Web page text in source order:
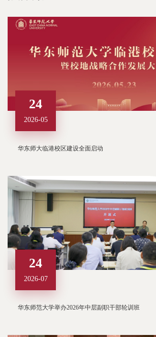
24
2026-05
华东师大临港校区建设全面启动
24
2026-07
华东师范大学举办2026年中层副职干部轮训班